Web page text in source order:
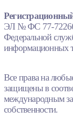
ЭЛ № ФС 77-72266
Федеральной
информационных
Все права на
защищены в
международным
собственности.